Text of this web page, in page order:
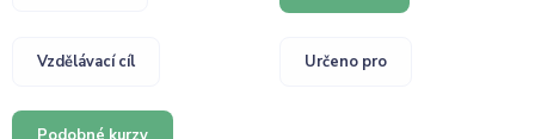
Vzdělávací cíl Určeno pro